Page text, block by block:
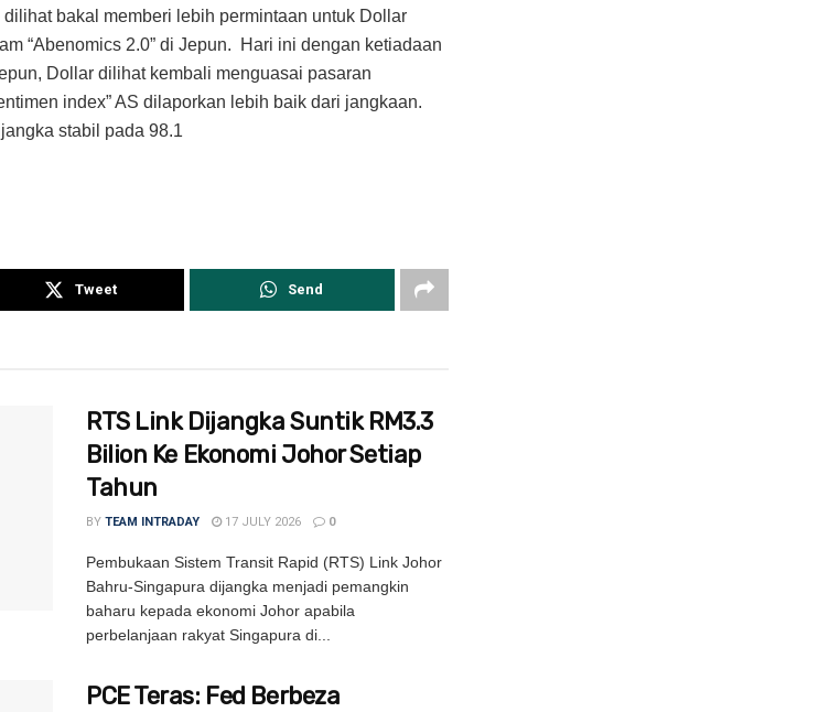
bakal memberi lebih permintaan untuk Dollar
“Abenomics 2.0” di Jepun. Hari ini dengan ketiadaan
Dollar dilihat kembali menguasai pasaran
index” AS dilaporkan lebih baik dari jangkaan.
stabil pada 98.1
Tweet Send
RTS Link Dijangka Suntik RM3.3
Bilion Ke Ekonomi Johor Setiap
Tahun
BY TEAM INTRADAY 17 JULY 2026 0
Pembukaan Sistem Transit Rapid (RTS) Link Johor
Bahru-Singapura dijangka menjadi pemangkin
baharu kepada ekonomi Johor apabila
perbelanjaan rakyat Singapura di...
PCE Teras: Fed Berbeza